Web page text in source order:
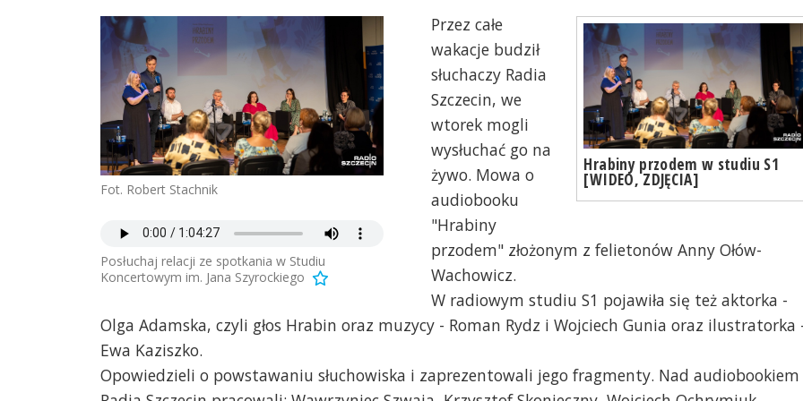
Fot. Robert Stachnik
Posłuchaj relacji ze spotkania w Studiu
Koncertowym im. Jana Szyrockiego
Hrabiny przodem w studiu S1
[WIDEO, ZDJĘCIA]
Przez całe
wakacje budził
słuchaczy Radia
Szczecin, we
wtorek mogli
wysłuchać go na
żywo. Mowa o
audiobooku
"Hrabiny
przodem" złożonym z felietonów Anny Ołów-
Wachowicz.
W radiowym studiu S1 pojawiła się też aktorka -
Olga Adamska, czyli głos Hrabin oraz muzycy - Roman Rydz i Wojciech Gunia oraz ilustratorka
Ewa Kaziszko.
Opowiedzieli o powstawaniu słuchowiska i zaprezentowali jego fragmenty. Nad audiobookiem